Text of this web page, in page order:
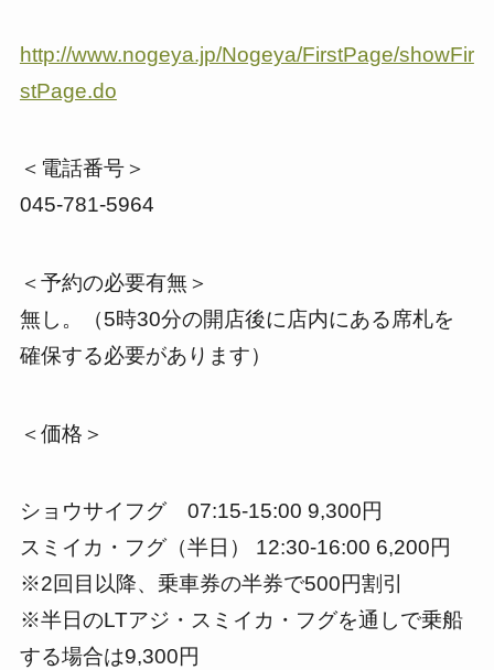
http://www.nogeya.jp/Nogeya/FirstPage/showFir
stPage.do
＜電話番号＞
045-781-5964
＜予約の必要有無＞
無し。（5時30分の開店後に店内にある席札を
確保する必要があります）
＜価格＞
ショウサイフグ 07:15-15:00 9,300円
スミイカ・フグ（半日） 12:30-16:00 6,200円
※2回目以降、乗車券の半券で500円割引
※半日のLTアジ・スミイカ・フグを通しで乗船
する場合は9,300円